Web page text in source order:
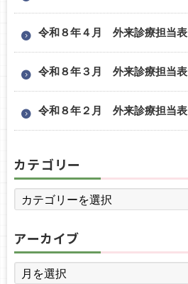
令和８年４月 外来診療担当表
令和８年３月 外来診療担当表
令和８年２月 外来診療担当表
カテゴリー
アーカイブ